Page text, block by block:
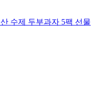
수제 두부과자 5팩 선물